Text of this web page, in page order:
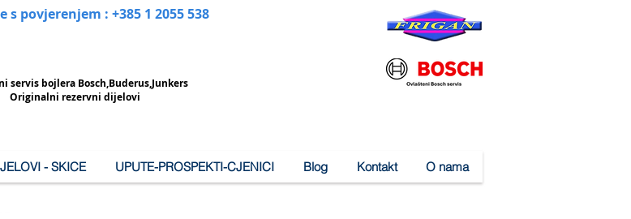
s povjerenjem : +385 1 2055 538
servis bojlera Bosch,Buderus,Junkers
Originalni rezervni dijelovi
- SKICE UPUTE-PROSPEKTI-CJENICI Blog Kontakt O nama